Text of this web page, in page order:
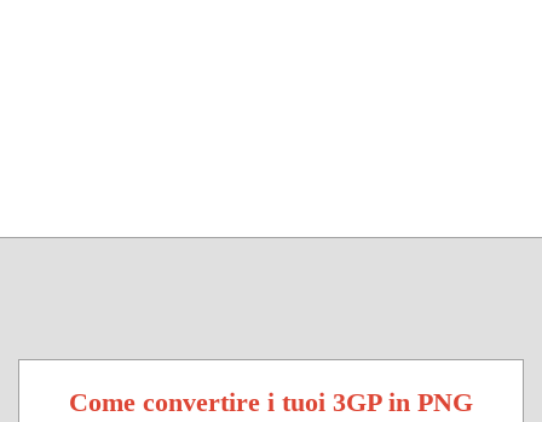
Come convertire i tuoi 3GP in PNG